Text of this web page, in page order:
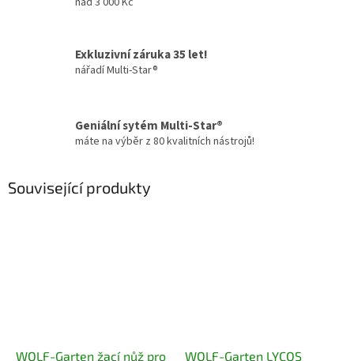
Exkluzivní záruka 35 let!
nářadí Multi-Star®
Geniální sytém Multi-Star®
máte na výběr z 80 kvalitních nástrojů!
Související produkty
WOLF-Garten žací nůž pro
WOLF-Garten LYCOS